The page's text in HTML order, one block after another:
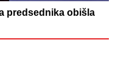
predsednika obišla